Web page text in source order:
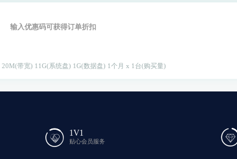
输入优惠码可获得订单折扣
20M(带宽) 11G(系统盘) 1G(数据盘) 1个月 x 1台(购买量)
1V1
贴心会员服务